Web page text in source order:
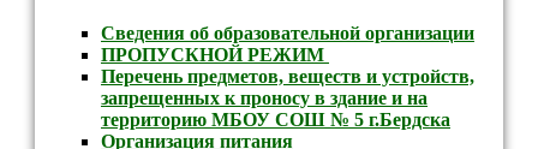
Сведения об образовательной организации
ПРОПУСКНОЙ РЕЖИМ
Перечень предметов, веществ и устройств,
запрещенных к проносу в здание и на
территорию МБОУ СОШ № 5 г.Бердска
Организация питания